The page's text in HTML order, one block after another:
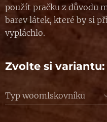
použít pračku z důvodu
barev látek, které by si
vypláchlo.
Zvolte si variantu:
Typ woomlskovníku